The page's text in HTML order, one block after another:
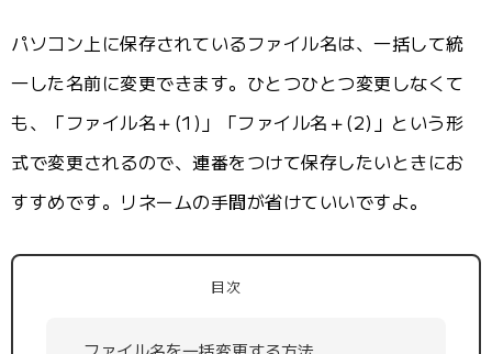
パソコン上に保存されているファイル名は、一括して統
一した名前に変更できます。ひとつひとつ変更しなくて
も、「ファイル名＋(1)」「ファイル名＋(2)」という形
式で変更されるので、連番をつけて保存したいときにお
すすめです。リネームの手間が省けていいですよ。
目次